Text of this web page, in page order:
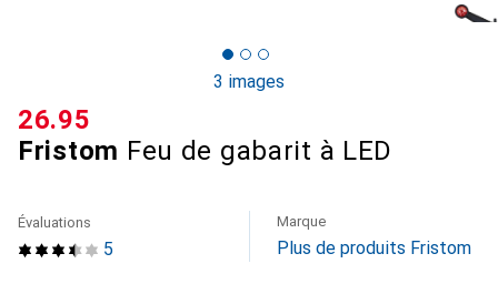
3 images
Fristom Feu de gabarit à LED
CHF
26.95
5
Évaluations Marque
Plus de produits Fristom